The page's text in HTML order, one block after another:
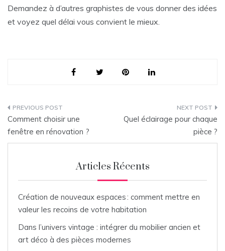
Demandez à d’autres graphistes de vous donner des idées
et voyez quel délai vous convient le mieux.
Navigation
de
Comment choisir une
fenêtre en rénovation ?
Quel éclairage pour chaque
pièce ?
Articles Récents
Création de nouveaux espaces : comment mettre en
valeur les recoins de votre habitation
Dans l’univers vintage : intégrer du mobilier ancien et
art déco à des pièces modernes